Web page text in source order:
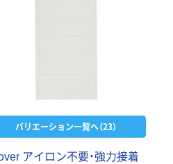
バリエーション一覧へ（23）
アイロン不要・強力接着